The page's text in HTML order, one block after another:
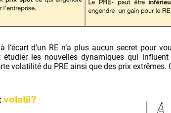
d’un RE n’a plus aucun secret pour
les nouvelles dynamiques qui
volatilité du PRE ainsi que des prix extrêmes.
volatil?